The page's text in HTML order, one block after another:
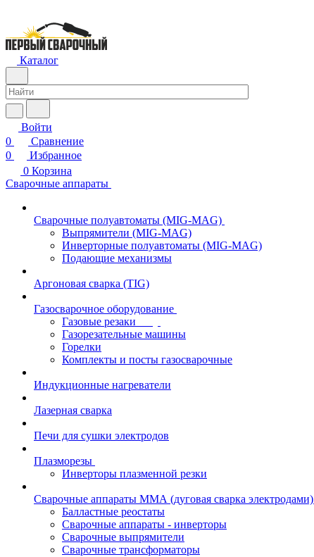
Каталог
Войти
0
Сравнение
0
Избранное
0 Корзина
Сварочные аппараты
Сварочные полуавтоматы (MIG-MAG)
Выпрямители (MIG-MAG)
Инверторные полуавтоматы (MIG-MAG)
Подающие механизмы
Аргоновая сварка (TIG)
Газосварочное оборудование
Газовые резаки
Газорезательные машины
Горелки
Комплекты и посты газосварочные
Индукционные нагреватели
Лазерная сварка
Печи для сушки электродов
Плазморезы
Инверторы плазменной резки
Сварочные аппараты ММА (дуговая сварка электродами)
Балластные реостаты
Сварочные аппараты - инверторы
Сварочные выпрямители
Сварочные трансформаторы